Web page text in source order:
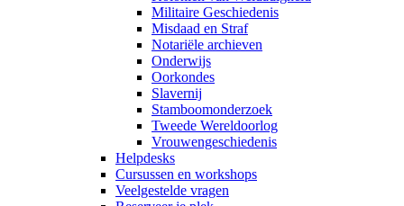
Militaire Geschiedenis
Misdaad en Straf
Notariële archieven
Onderwijs
Oorkondes
Slavernij
Stamboomonderzoek
Tweede Wereldoorlog
Vrouwengeschiedenis
Helpdesks
Cursussen en workshops
Veelgestelde vragen